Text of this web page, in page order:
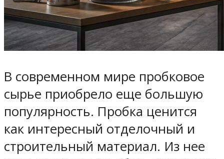
В современном мире пробковое
сырье приобрело еще большую
популярность. Пробка ценится
как интересный отделочный и
строительный материал. Из нее